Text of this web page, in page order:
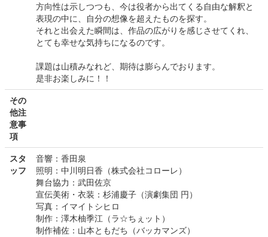
方向性は示しつつも、今は役者から出てくる自由な解釈と
表現の中に、自分の想像を超えたものを探す。
それと出会えた瞬間は、作品の広がりを感じさせてくれ、
とても幸せな気持ちになるのです。
課題は山積みなれど、期待は膨らんでおります。
是非お楽しみに！！
その
他注
意事
項
スタ
ッフ
音響：香田泉
照明：中川明日香（株式会社コローレ）
舞台協力：武田佐京
宣伝美術・衣装：杉浦慶子（演劇集団 円）
写真：イマイトシヒロ
制作：澤木柚季江（ラ☆ちぇット）
制作補佐：山本ともだち（バッカマンズ）